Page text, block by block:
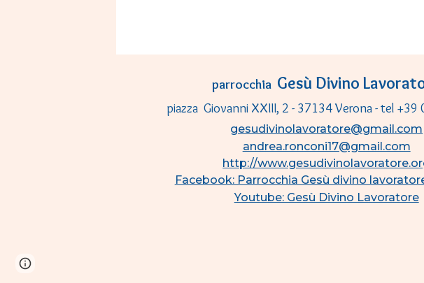
parrocchia Gesù Divino
piazza Giovanni XXIII, 2 - 37134 Verona - tel +39
gesudivinolavoratore@gmail.com
andrea.ronconi17@gmail.com
http://
Facebook: Parrocchia Gesù divino
Youtube: Gesù Divino Lavoratore